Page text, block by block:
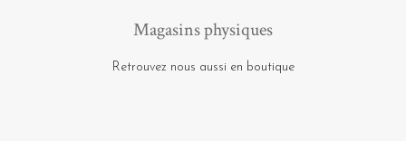
Magasins physiques
Retrouvez nous aussi en boutique